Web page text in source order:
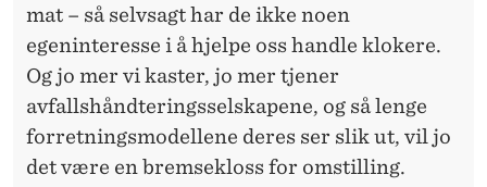
mat – så selvsagt har de ikke noen
egeninteresse i å hjelpe oss handle klokere.
Og jo mer vi kaster, jo mer tjener
avfallshåndteringsselskapene, og så lenge
forretningsmodellene deres ser slik ut, vil jo
det være en bremsekloss for omstilling.